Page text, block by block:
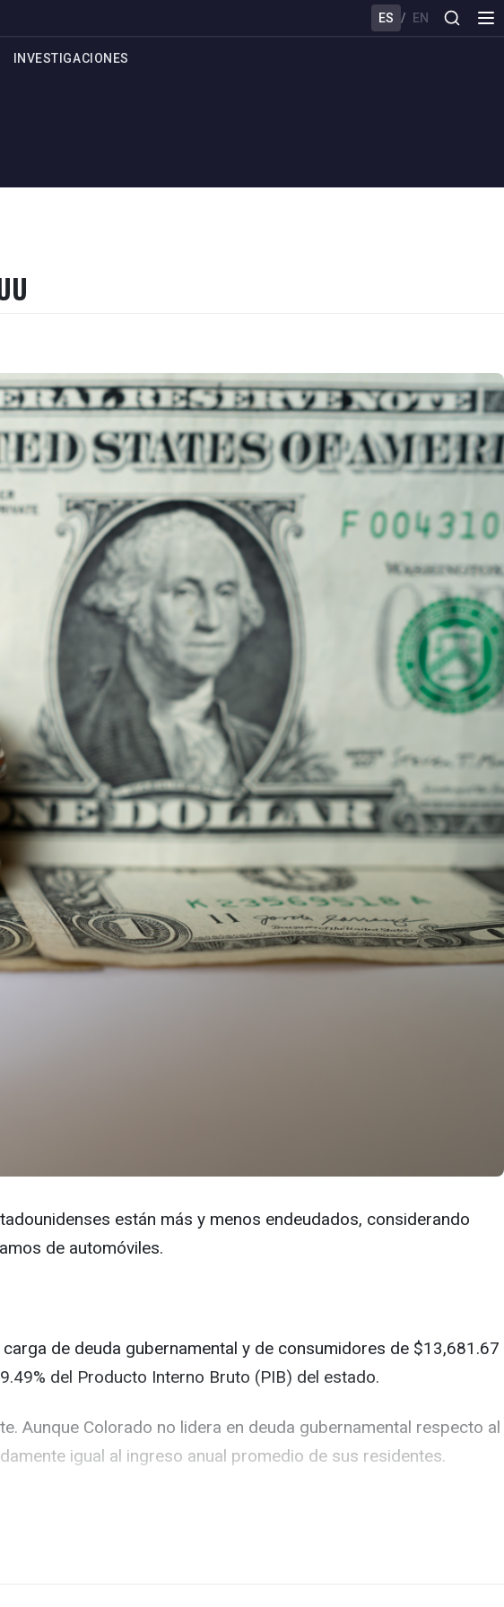
ES / EN
INVESTIGACIONES
están más y menos endeudados, considerando
de automóviles.
de deuda gubernamental y de consumidores de $13,681.67
del Producto Interno Bruto (PIB) del estado.
Aunque Colorado no lidera en deuda gubernamental respecto al
igual al ingreso anual promedio de sus residentes.
desde enero de 2023, luego de que el demócrata Steve